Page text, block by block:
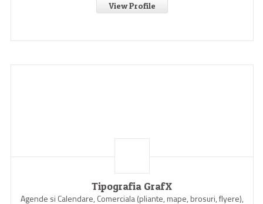
View Profile
Tipografia GrafX
Agende si Calendare, Comerciala (pliante, mape, brosuri, flyere),